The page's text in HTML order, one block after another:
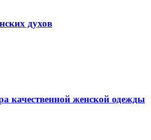
духов
качественной женской одежды